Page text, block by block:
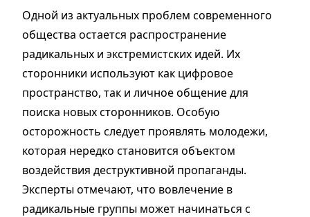
Одной из актуальных проблем современного
общества остается распространение
радикальных и экстремистских идей. Их
сторонники используют как цифровое
пространство, так и личное общение для
поиска новых сторонников. Особую
осторожность следует проявлять молодежи,
которая нередко становится объектом
воздействия деструктивной пропаганды.
Эксперты отмечают, что вовлечение в
радикальные группы может начинаться с